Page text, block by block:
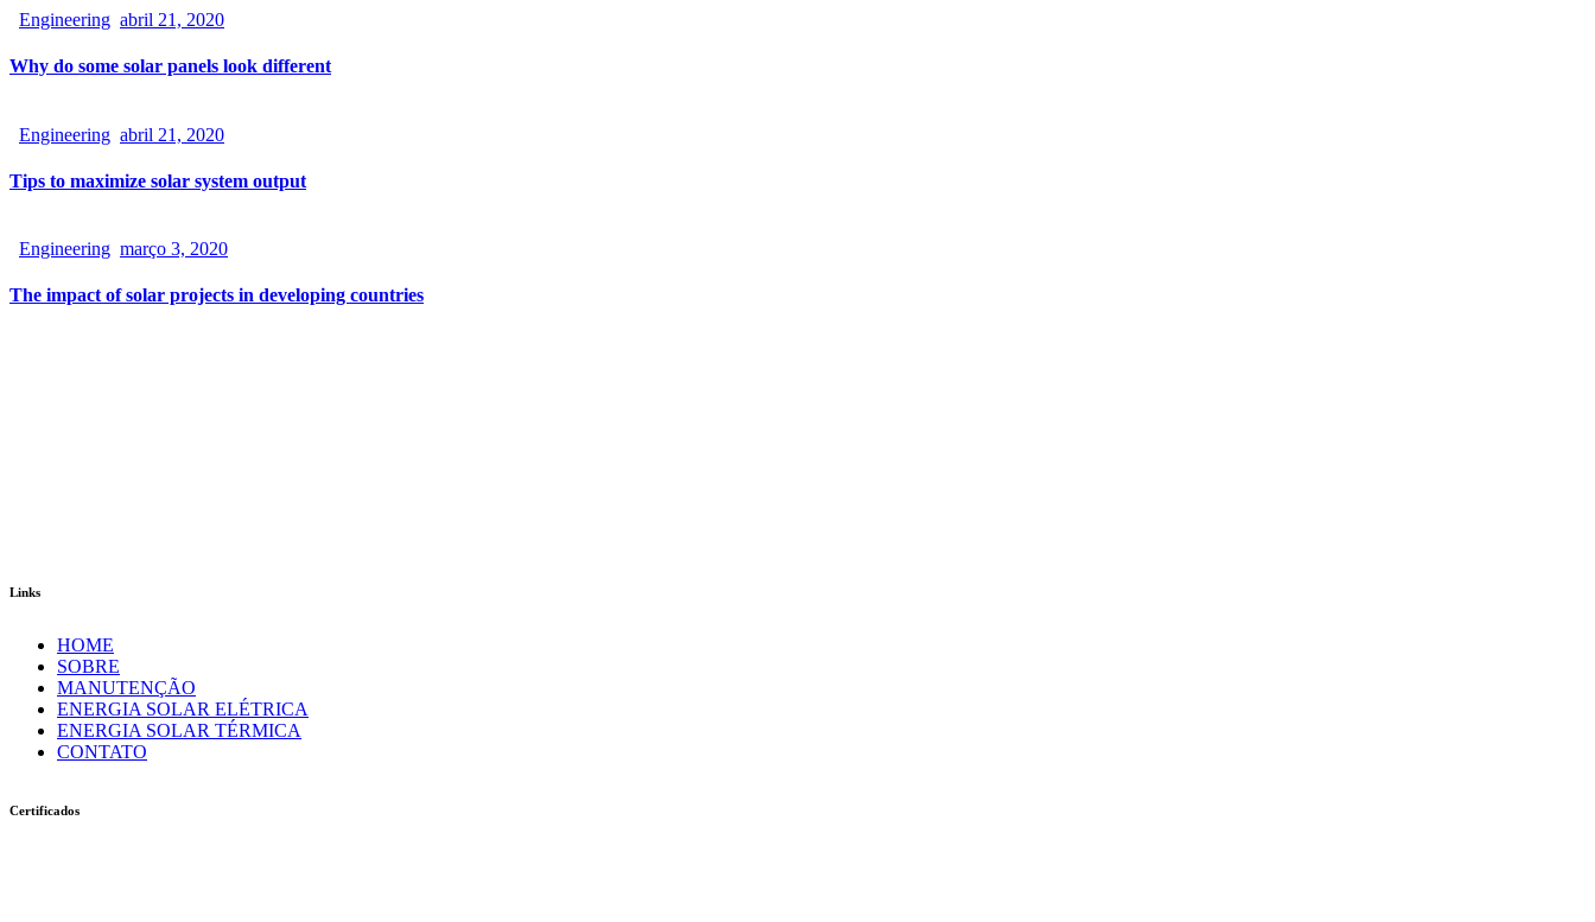
Engineering abril 21, 2020
Why do some solar panels look different
Engineering abril 21, 2020
Tips to maximize solar system output
Engineering março 3, 2020
The impact of solar projects in developing countries
Links
HOME
SOBRE
MANUTENÇÃO
ENERGIA SOLAR ELÉTRICA
ENERGIA SOLAR TÉRMICA
CONTATO
Certificados